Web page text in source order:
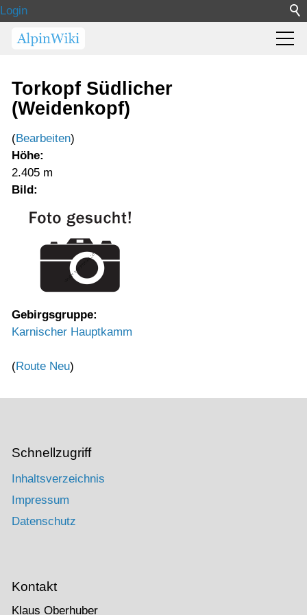
Login
Torkopf Südlicher
(Weidenkopf)
(Bearbeiten)
Höhe:
2.405 m
Bild:
Gebirgsgruppe:
Karnischer Hauptkamm
(Route Neu)
Schnellzugriff
Inhaltsverzeichnis
Impressum
Datenschutz
Kontakt
Klaus Oberhuber